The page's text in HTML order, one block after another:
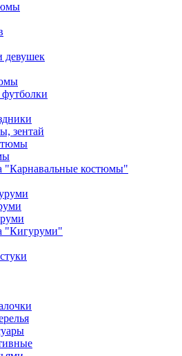
девушек
футболки
зентай
"Карнавальные костюмы"
"Кигуруми"